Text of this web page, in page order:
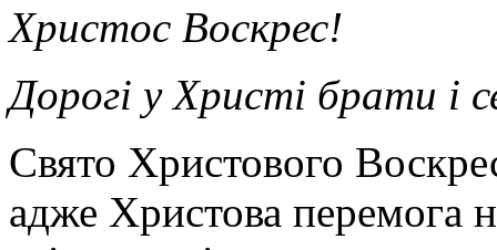
Христос Воскрес!
Дорогі у Христі брати і
Свято Христового
адже Христова перемога